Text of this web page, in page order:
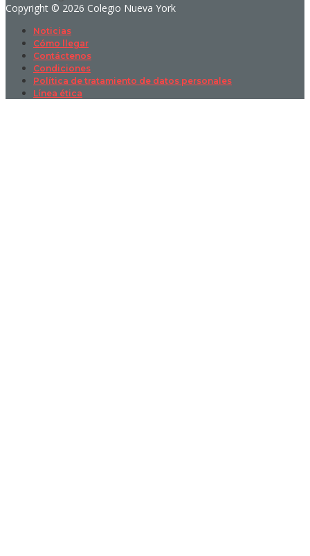
Copyright © 2026 Colegio Nueva York
Noticias
Cómo llegar
Contáctenos
Condiciones
Política de tratamiento de datos personales
Línea ética